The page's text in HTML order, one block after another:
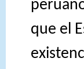
que el